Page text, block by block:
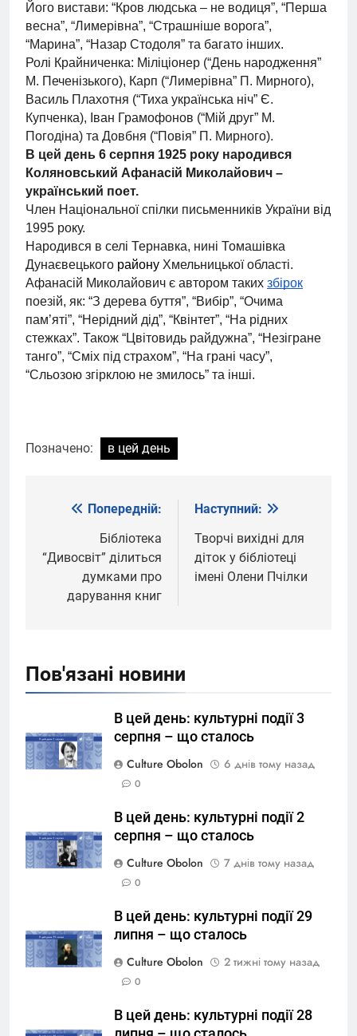
Його вистави: “Кров люд­ська – не водиця”, “Перша
вес­на”, “Лимерівна”, “Страш­ні­ше ворога”,
“Марина”, “Назар Сто­до­ля” та багато інших.
Ролі Крайниченка: Міліціонер (“День народження”
М. Печенізького), Кар­п (“Лимерівна” П. Мирного),
Василь Плахотня (“Тиха українська ніч” Є.
Купченка), Іван Грамофонов (“Мій друг” М.
Погодіна) та Довб­ня (“Повія” П. Мирного).
В цей день 6 серпня 1925 року народився
Коляновський Афанасій Миколайович –
український поет.
Член Національної спілки письменників України від
1995 року.
Народився в селі Тернавка, нині Томашівка
Дунаєвецького району Хмельницької області.
Афанасій Миколайович є автором таких збірок
поезій, як: “З дерева буття”, “Вибір”, “Очима
пам’яті”, “Нерідний дід”, “Квінтет”, “На рідних
стежках”. Також “Цвітовидь райдужна”, “Незігране
танго”, “Сміх під страхом”, “На грані часу”,
“Сльозою згірклою не змилось” та інші.
Позначено: в цей день
Навігація
записів
Попередній:
Бібліотека
“Дивосвіт” ділиться
думками про
дарування книг
Наступний:
Творчі вихідні для
діток у бібліотеці
імені Олени Пчілки
Пов'язані новини
В цей день: культурні події 3
серпня – що сталось
Culture Obolon
6 днів тому назад
0
В цей день: культурні події 2
серпня – що сталось
Culture Obolon
7 днів тому назад
0
В цей день: культурні події 29
липня – що сталось
Culture Obolon
2 тижні тому назад
0
В цей день: культурні події 28